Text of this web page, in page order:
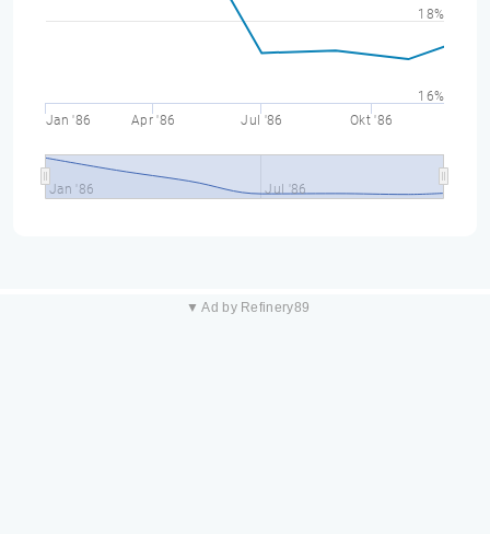
Jan '86 Apr '86 Jul '86 Okt '86
Jan '86 Jul '86
16%
18%
▼ Ad by Refinery89